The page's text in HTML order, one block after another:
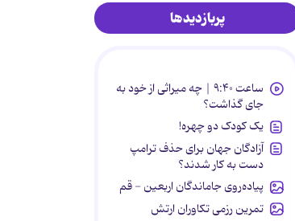
پربازدیدها
ساعت ۹:۴۰ | چه میراثی از خود به
جای گذاشت؟
یک کودک دو چهره!
آزادگان جهان برای حذف ترامپ
دست به کار شدند؟
پیاده‌روی جاماندگان اربعین - قم
تمرین رزمی تکاوران ارتش